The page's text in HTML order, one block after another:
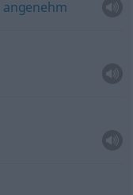
angenehm